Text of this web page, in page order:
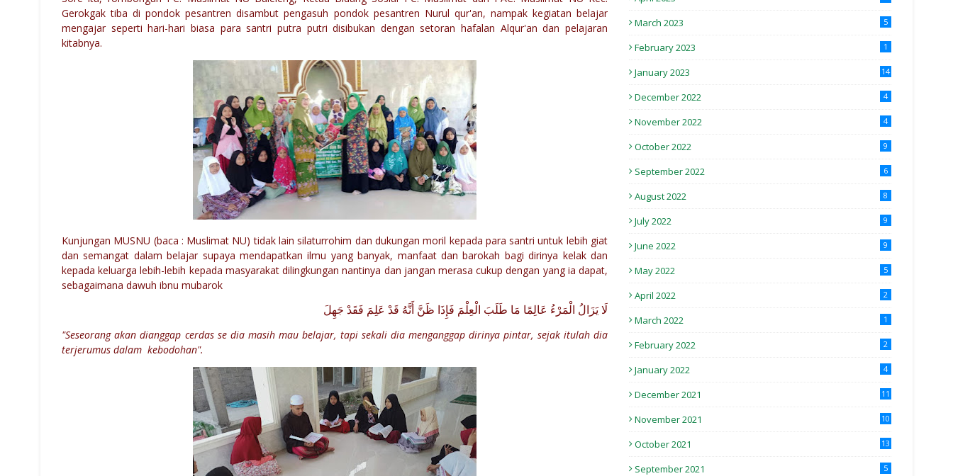
Gerokgak tiba di pondok pesantren disambut pengasuh pondok pesantren Nurul qur'an, nampak kegiatan belajar
mengajar seperti hari-hari biasa para santri putra putri disibukan dengan setoran hafalan Alqur'an dan pelajaran
kitabnya.
Kunjungan MUSNU (baca : Muslimat NU) tidak lain silaturrohim dan dukungan moril kepada para santri untuk lebih giat
dan semangat dalam belajar supaya mendapatkan ilmu yang banyak, manfaat dan barokah bagi dirinya kelak dan
kepada keluarga lebih-lebih kepada masyarakat dilingkungan nantinya dan jangan merasa cukup dengan yang ia dapat,
sebagaimana dawuh ibnu mubarok
لَا يَزَالُ الْمَرْءُ عَالِمًا مَا طَلَبَ الْعِلْمَ فَإِذَا ظَنَّ أَنَّهُ قَدْ عَلِمَ فَقَدْ جَهِلَ
"Seseorang akan dianggap cerdas se diamasih mau belajar, tapi sekali dia menganggap dirinya pintar, sejak itulah dia
terjerumus dalam kebodohan".
March 2023 5
February 2023 1
January 2023 14
December 2022 4
November 2022 4
October 2022 9
September 2022 6
August 2022 8
July 2022 9
June 2022 9
May 2022 5
April 2022 2
March 2022 1
February 2022 2
January 2022 4
December 2021 11
November 2021 10
October 2021 13
September 2021 5